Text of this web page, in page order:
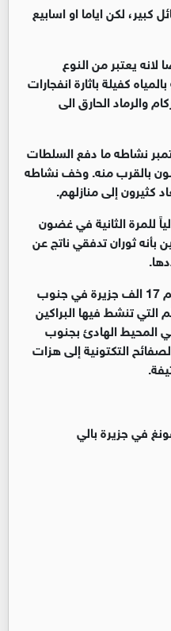
كبير، لكن اياما او اسابيع
يعتبر من النوع
كفيلة باثارة انفجارات
والرماد الحارق الى
نشاطه ما دفع السلطات
يعيشون بالقرب منه. وخف نشاطه
كثيرون إلى منازلهم.
للمرة الثانية في غضون
بأنه ثوران تدفقي ناتج عن
ويعد ارخبيل اندونيسيا الذي يضم 17 الف جزيرة في جنوب
التي تنشط فيها البراكين
المحيط الهادئ بجنوب
التكتونية إلى هزات
في جزيرة بالي